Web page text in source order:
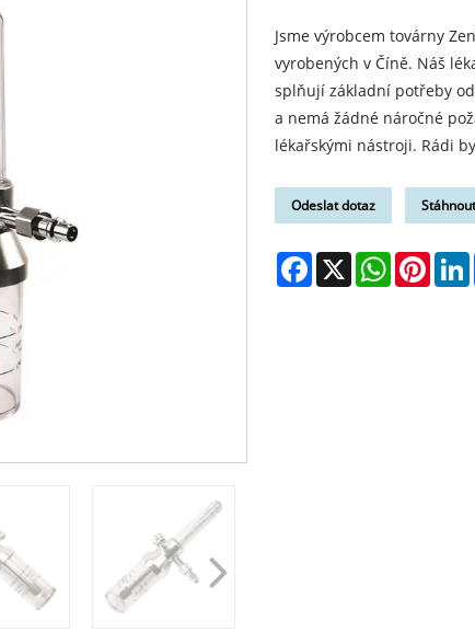
Jsme výrobcem továrny
vyrobených v Číně. Náš
splňují základní potřeby
a nemá žádné náročné
lékařskými nástroji. Rádi
Odeslat dotaz
Facebook
X WhatsApp